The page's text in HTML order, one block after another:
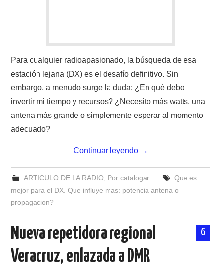
Para cualquier radioapasionado, la búsqueda de esa
estación lejana (DX) es el desafío definitivo. Sin
embargo, a menudo surge la duda: ¿En qué debo
invertir mi tiempo y recursos? ¿Necesito más watts, una
antena más grande o simplemente esperar al momento
adecuado?
Continuar leyendo →
ARTICULO DE LA RADIO, Por catalogar
Que es
mejor para el DX,Que influye mas: potencia antena o
propagacion?
6
Nueva repetidora regional
Veracruz, enlazada a DMR